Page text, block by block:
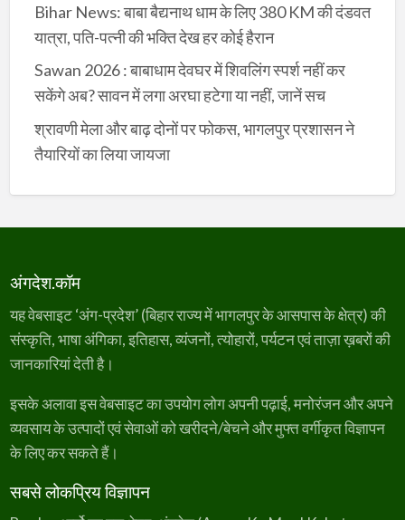
Bihar News: बाबा बैद्यनाथ धाम के लिए 380 KM की दंडवत
यात्रा, पति-पत्नी की भक्ति देख हर कोई हैरान
Sawan 2026 : बाबाधाम देवघर में शिवलिंग स्पर्श नहीं कर
सकेंगे अब? सावन में लगा अरघा हटेगा या नहीं, जानें सच
श्रावणी मेला और बाढ़ दोनों पर फोकस, भागलपुर प्रशासन ने
तैयारियों का लिया जायजा
अंगदेश.कॉम
यह वेबसाइट ‘अंग-प्रदेश’ (बिहार राज्य में भागलपुर के आसपास के क्षेत्र) की
संस्कृति, भाषा अंगिका, इतिहास, व्यंजनों, त्योहारों, पर्यटन एवं ताज़ा ख़बरों की
जानकारियां देती है।
इसके अलावा इस वेबसाइट का उपयोग लोग अपनी पढ़ाई, मनोरंजन और अपने
व्यवसाय के उत्पादों एवं सेवाओं को खरीदने/बेचने और मुफ्त वर्गीकृत विज्ञापन
के लिए कर सकते हैं।
सबसे लोकप्रिय विज्ञापन